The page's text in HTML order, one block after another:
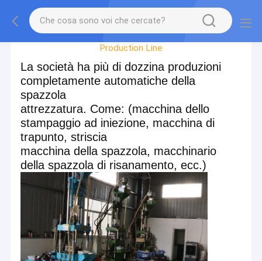
Factory Tour
Production Line
La società ha più di dozzina produzioni
completamente automatiche della
spazzola
attrezzatura. Come: (macchina dello
stampaggio ad iniezione, macchina di
trapunto, striscia
macchina della spazzola, macchinario
della spazzola di risanamento, ecc.)